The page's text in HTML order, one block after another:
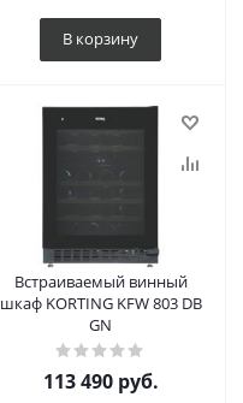
В корзину
Встраиваемый винный
шкаф KORTING KFW 803 DB
GN
113 490руб.